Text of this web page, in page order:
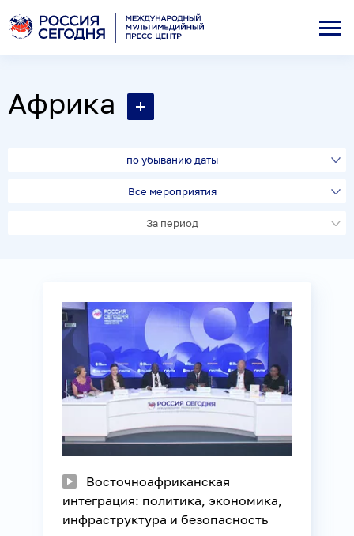
Африка
по убыванию даты
Все мероприятия
За период
Восточноафриканская
интеграция: политика, экономика,
инфраструктура и безопасность